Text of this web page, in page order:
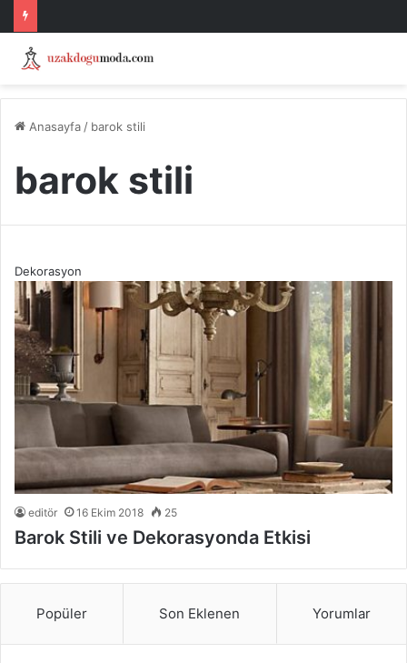
Anasayfa / barok stili
barok stili
Dekorasyon
editör 16 Ekim 2018 25
Barok Stili ve Dekorasyonda Etkisi
Popüler Son Eklenen Yorumlar